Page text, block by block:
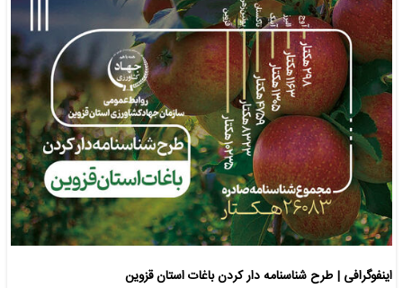
اینفوگرافی | طرح شناسنامه دار کردن باغات استان قزوین